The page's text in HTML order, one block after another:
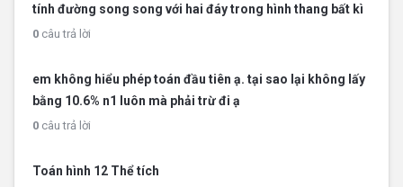
tính đường song song với hai đáy trong hình thang bất kì
0 câu trả lời
em không hiểu phép toán đầu tiên ạ. tại sao lại không lấy
bằng 10.6% n1 luôn mà phải trừ đi ạ
0 câu trả lời
Toán hình 12 Thể tích